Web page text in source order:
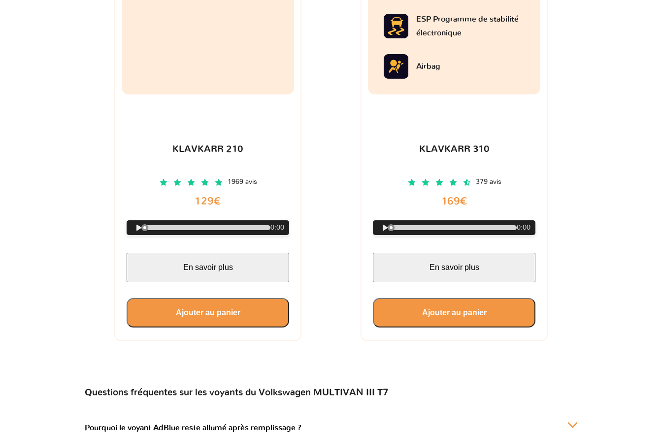
KLAVKARR 210
1969 avis
129€
0:00
En savoir plus
Ajouter au panier
ESP Programme de stabilité
électronique
Airbag
KLAVKARR 310
379 avis
169€
0:00
En savoir plus
Ajouter au panier
Questions fréquentes sur les voyants du Volkswagen MULTIVAN III T7
Pourquoi le voyant AdBlue reste allumé après remplissage ?